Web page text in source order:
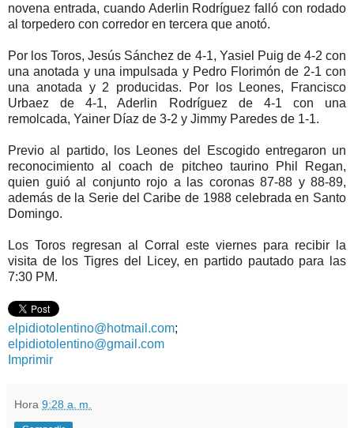
novena entrada, cuando Aderlin Rodríguez falló con rodado
al torpedero con corredor en tercera que anotó.
Por los Toros, Jesús Sánchez de 4-1, Yasiel Puig de 4-2 con
una anotada y una impulsada y Pedro Florimón de 2-1 con
una anotada y 2 producidas. Por los Leones, Francisco
Urbaez de 4-1, Aderlin Rodríguez de 4-1 con una
remolcada, Yainer Díaz de 3-2 y Jimmy Paredes de 1-1.
Previo al partido, los Leones del Escogido entregaron un
reconocimiento al coach de pitcheo taurino Phil Regan,
quien guió al conjunto rojo a las coronas 87-88 y 88-89,
además de la Serie del Caribe de 1988 celebrada en Santo
Domingo.
Los Toros regresan al Corral este viernes para recibir la
visita de los Tigres del Licey, en partido pautado para las
7:30 PM.
elpidiotolentino@hotmail.com;
elpidiotolentino@gmail.com
Imprimir
Hora 9:28 a. m.